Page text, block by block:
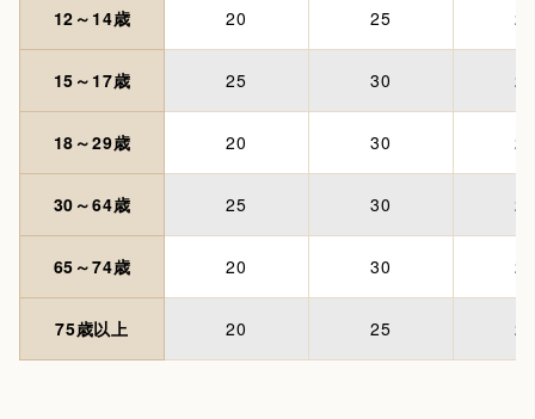
12～14歳 20 25 20
15～17歳 25 30 20
18～29歳 20 30 20
30～64歳 25 30 20
65～74歳 20 30 20
75歳以上 20 25 20